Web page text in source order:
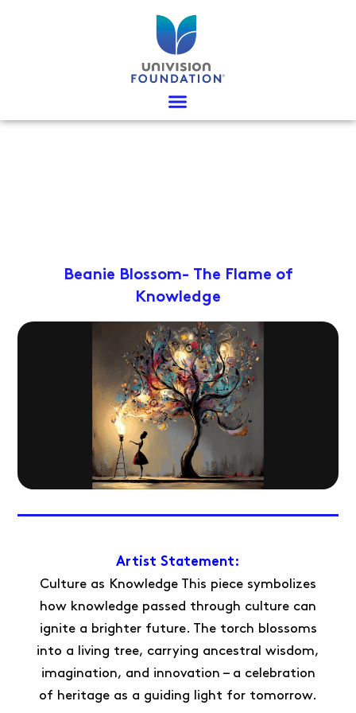
Beanie Blossom- The Flame of
Knowledge
Artist Statement:
Culture as Knowledge This piece symbolizes
how knowledge passed through culture can
ignite a brighter future. The torch blossoms
into a living tree, carrying ancestral wisdom,
imagination, and innovation – a celebration
of heritage as a guiding light for tomorrow.